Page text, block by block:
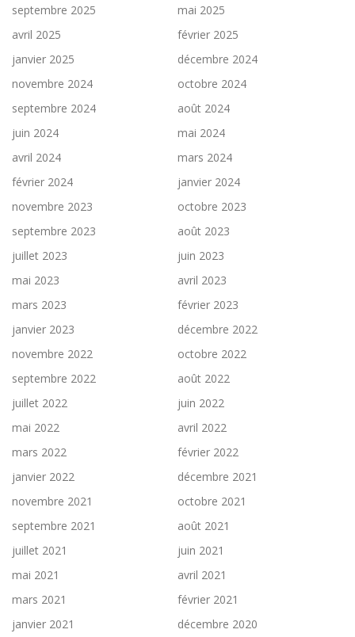
septembre 2025
mai 2025
avril 2025
février 2025
janvier 2025
décembre 2024
novembre 2024
octobre 2024
septembre 2024
août 2024
juin 2024
mai 2024
avril 2024
mars 2024
février 2024
janvier 2024
novembre 2023
octobre 2023
septembre 2023
août 2023
juillet 2023
juin 2023
mai 2023
avril 2023
mars 2023
février 2023
janvier 2023
décembre 2022
novembre 2022
octobre 2022
septembre 2022
août 2022
juillet 2022
juin 2022
mai 2022
avril 2022
mars 2022
février 2022
janvier 2022
décembre 2021
novembre 2021
octobre 2021
septembre 2021
août 2021
juillet 2021
juin 2021
mai 2021
avril 2021
mars 2021
février 2021
janvier 2021
décembre 2020